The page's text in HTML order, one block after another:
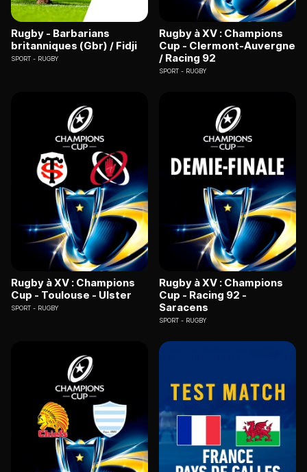
Rugby - Barbarians
britanniques (Gbr) / Fidji
SPORT RUGBY
Rugby à XV : Champions
Cup - Clermont-Auvergne
/ Racing 92
SPORT RUGBY
Rugby à XV : Champions
Cup - Toulouse - Ulster
SPORT RUGBY
Rugby à XV : Champions
Cup - Racing 92 -
Saracens
SPORT RUGBY